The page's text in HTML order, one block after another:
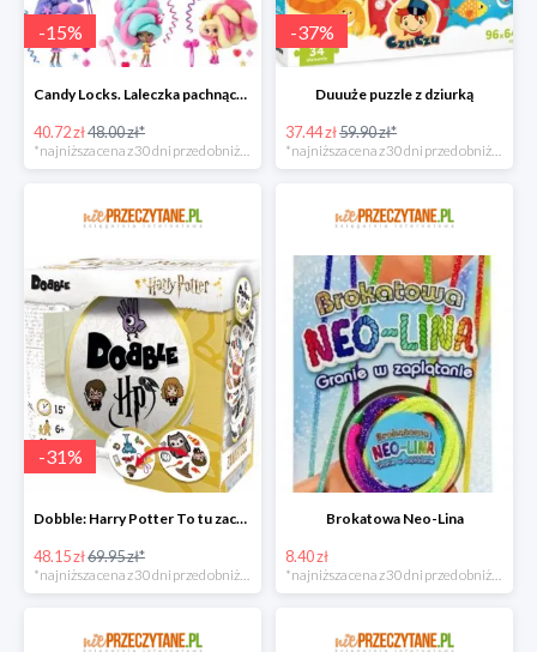
-15%
Candy Locks. Laleczka pachnące włosy, mix wzorów
40.72 zł48.00 zł*
-37%
Duuuże puzzle z dziurką
37.44 zł59.90 zł*
-31%
Dobble: Harry Potter To tu zaczyna się magia!
48.15 zł69.95 zł*
*najniższa cena z 30 dni przed obniżką
Brokatowa Neo-Lina
8.40 zł
*najniższa cena z 30 dni przed obniżką